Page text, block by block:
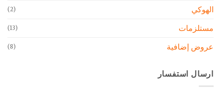
الهوكي (2)
مستلزمات (13)
عروض إضافية (8)
ارسال استفسار